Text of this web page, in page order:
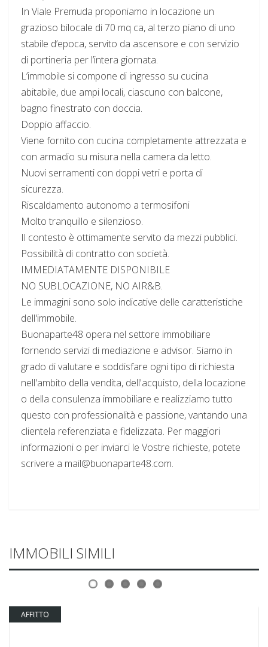
In Viale Premuda proponiamo in locazione un
grazioso bilocale di 70 mq ca, al terzo piano di uno
stabile d’epoca, servito da ascensore e con servizio
di portineria per l’intera giornata.
L’immobile si compone di ingresso su cucina
abitabile, due ampi locali, ciascuno con balcone,
bagno finestrato con doccia.
Doppio affaccio.
Viene fornito con cucina completamente attrezzata e
con armadio su misura nella camera da letto.
Nuovi serramenti con doppi vetri e porta di
sicurezza.
Riscaldamento autonomo a termosifoni
Molto tranquillo e silenzioso.
Il contesto è ottimamente servito da mezzi pubblici.
Possibilità di contratto con società.
IMMEDIATAMENTE DISPONIBILE
NO SUBLOCAZIONE, NO AIR&B.
Le immagini sono solo indicative delle caratteristiche
dell'immobile.
Buonaparte48 opera nel settore immobiliare
fornendo servizi di mediazione e advisor. Siamo in
grado di valutare e soddisfare ogni tipo di richiesta
nell'ambito della vendita, dell'acquisto, della locazione
o della consulenza immobiliare e realizziamo tutto
questo con professionalità e passione, vantando una
clientela referenziata e fidelizzata. Per maggiori
informazioni o per inviarci le Vostre richieste, potete
scrivere a mail@buonaparte48.com.
IMMOBILI SIMILI
AFFITTO